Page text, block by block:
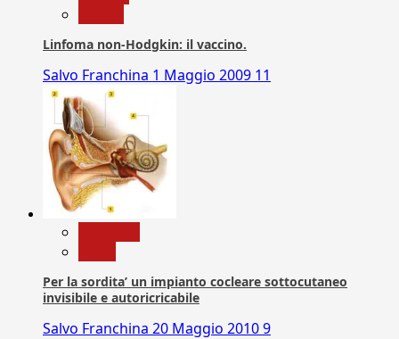
Linfoma non-Hodgkin: il vaccino.
Salvo Franchina 1 Maggio 2009 11
Per la sordita’ un impianto cocleare sottocutaneo
invisibile e autoricricabile
Salvo Franchina 20 Maggio 20109